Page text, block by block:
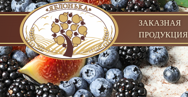
ЗАКАЗНАЯ
ПРОДУКЦИЯ